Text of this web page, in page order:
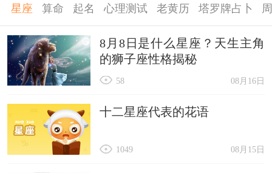
星座 算命 起名 心理测试 老黄历 塔罗牌占卜
8月8日是什么星座？天生主角
的狮子座性格揭秘
08月16日
58
十二星座代表的花语
08月15日
1049